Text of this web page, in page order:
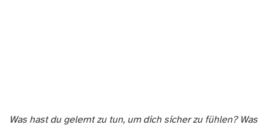
Was hast du gelernt zu tun, um dich sicher zu fühlen? Was